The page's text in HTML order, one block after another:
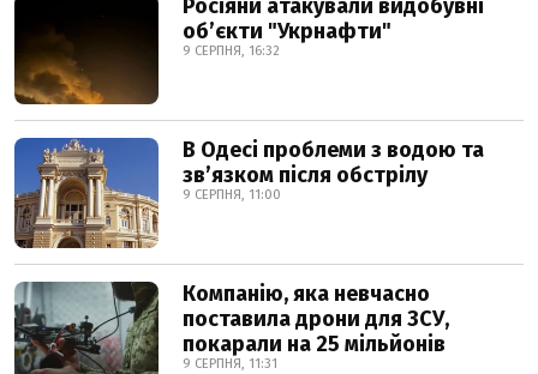
Росіяни атакували видобувні
обʼєкти "Укрнафти"
9 СЕРПНЯ, 16:32
В Одесі проблеми з водою та
звʼязком після обстрілу
9 СЕРПНЯ, 11:00
Компанію, яка невчасно
поставила дрони для ЗСУ,
покарали на 25 мільйонів
9 СЕРПНЯ, 11:31